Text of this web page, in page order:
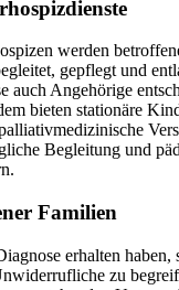
werden
gepflegt und
auch Angehörige
bieten stationäre
Begleitung und
Familien
erhalten haben,
zu